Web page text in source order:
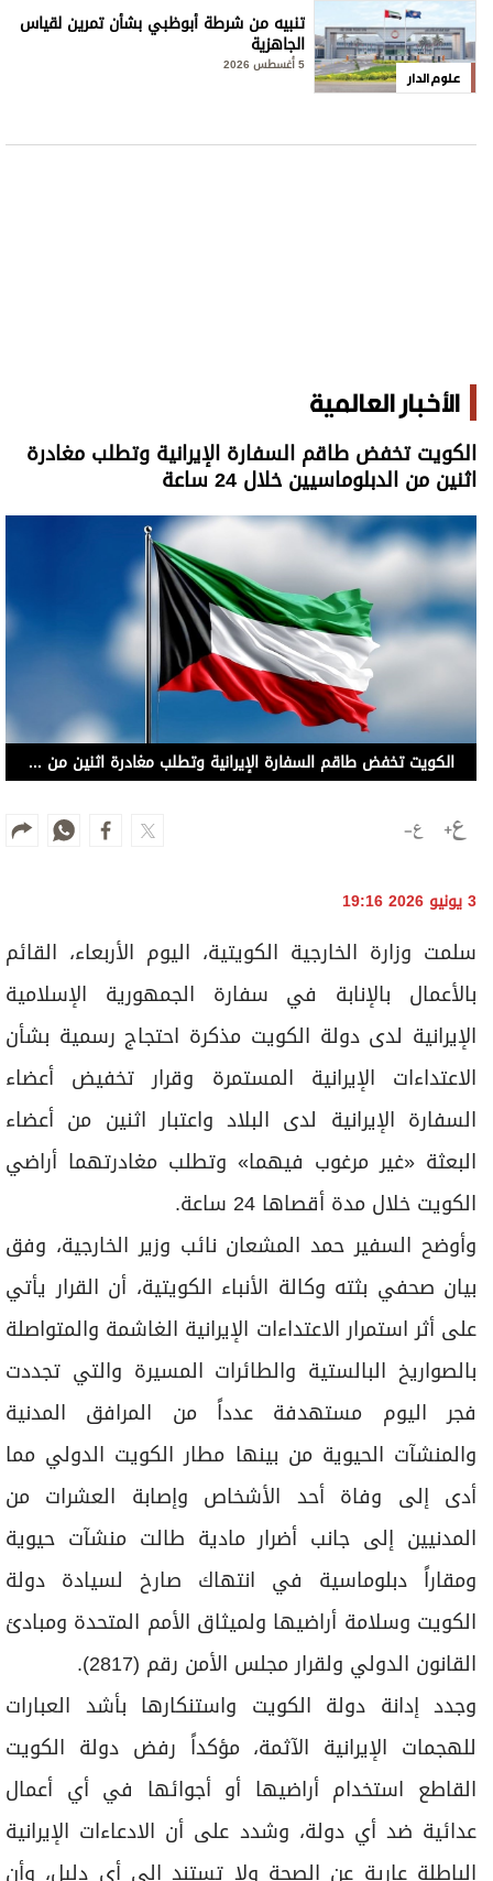
علوم الدار
تنبيه من شرطة أبوظبي بشأن تمرين لقياس
الجاهزية
5 أغسطس 2026
الأخبار العالمية
الكويت تخفض طاقم السفارة الإيرانية وتطلب مغادرة
اثنين من الدبلوماسيين خلال 24 ساعة
الكويت تخفض طاقم السفارة الإيرانية وتطلب مغادرة اثنين من الدبلوماسيين خلال 24 ساعة
3 يونيو 2026 19:16
سلمت وزارة الخارجية الكويتية، اليوم الأربعاء، القائم
بالأعمال بالإنابة في سفارة الجمهورية الإسلامية
الإيرانية لدى دولة الكويت مذكرة احتجاج رسمية بشأن
الاعتداءات الإيرانية المستمرة وقرار تخفيض أعضاء
السفارة الإيرانية لدى البلاد واعتبار اثنين من أعضاء
البعثة «غير مرغوب فيهما» وتطلب مغادرتهما أراضي
الكويت خلال مدة أقصاها 24 ساعة.
وأوضح السفير حمد المشعان نائب وزير الخارجية، وفق
بيان صحفي بثته وكالة الأنباء الكويتية، أن القرار يأتي
على أثر استمرار الاعتداءات الإيرانية الغاشمة والمتواصلة
بالصواريخ البالستية والطائرات المسيرة والتي تجددت
فجر اليوم مستهدفة عدداً من المرافق المدنية
والمنشآت الحيوية من بينها مطار الكويت الدولي مما
أدى إلى وفاة أحد الأشخاص وإصابة العشرات من
المدنيين إلى جانب أضرار مادية طالت منشآت حيوية
ومقاراً دبلوماسية في انتهاك صارخ لسيادة دولة
الكويت وسلامة أراضيها ولميثاق الأمم المتحدة ومبادئ
القانون الدولي ولقرار مجلس الأمن رقم (2817).
وجدد إدانة دولة الكويت واستنكارها بأشد العبارات
للهجمات الإيرانية الآثمة، مؤكداً رفض دولة الكويت
القاطع استخدام أراضيها أو أجوائها في أي أعمال
عدائية ضد أي دولة، وشدد على أن الادعاءات الإيرانية
الباطلة عارية عن الصحة ولا تستند إلى أي دليل، وأن